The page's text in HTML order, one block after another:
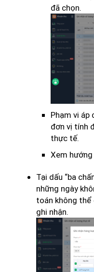
đã chọn.
Phạm vi
đơn vị tính
thực tế.
Xem
Tại dấu “ba
những ngày
toán không thể
ghi nhận.